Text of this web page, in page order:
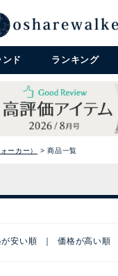
ンド ランキング
ーカー） 商品一覧
安い順 価格が高い順